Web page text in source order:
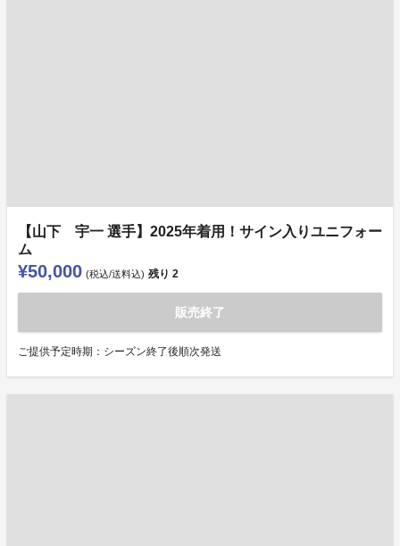
【山下 宇一 選手】2025年着用！サイン入りユニフォー
ム
¥50,000 (税込/送料込) 残り 2
販売終了
ご提供予定時期：シーズン終了後順次発送